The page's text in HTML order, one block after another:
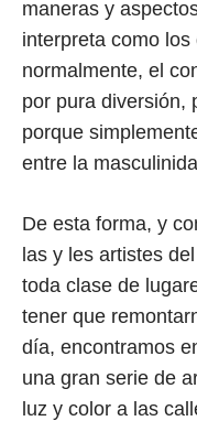
maneras y
interpreta como
normalmente, el
por pura diversión,
porque
entre la
De esta forma, y
las y les artistes
toda clase de
tener que
día, encontramos
una gran serie de
luz y color a las